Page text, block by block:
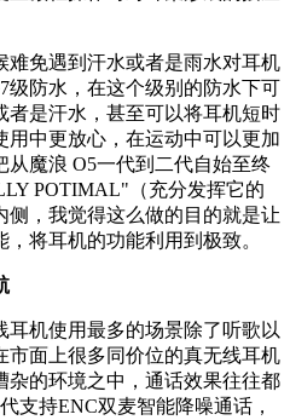
难免遇到汗水或者是雨水对耳机
级防水，在这个级别的防水下可
者是汗水，甚至可以将耳机短时
用中更放心，在运动中可以更加
魔浪 O5一代到二代自始至终
POTIMAL"（充分发挥它的
，我觉得这么做的目的就是让
将耳机的功能利用到极致。
机使用最多的场景除了听歌以
市面上很多同价位的真无线耳机
杂的环境之中，通话效果往往都
支持ENC双麦智能降噪通话，